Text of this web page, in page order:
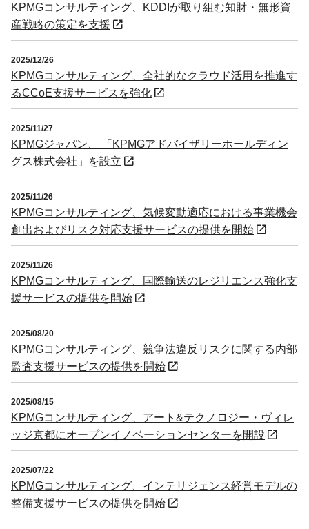
KPMGコンサルティング、KDDIが取り組む知財・無形資
産戦略の策定を支援
2025/12/26
KPMGコンサルティング、全社的なクラウド活用を推進す
るCCoE支援サービスを強化
2025/11/27
KPMGジャパン、 「KPMGアドバイザリーホールディン
グス株式会社」を設立
2025/11/26
KPMGコンサルティング、気候変動適応における事業機会
創出およびリスク対応支援サービスの提供を開始
2025/11/26
KPMGコンサルティング、国際輸送のレジリエンス強化支
援サービスの提供を開始
2025/08/20
KPMGコンサルティング、競争法違反リスクに関する内部
監査支援サービスの提供を開始
2025/08/15
KPMGコンサルティング、アート&テクノロジー・ヴィレ
ッジ京都にオープンイノベーションセンターを開設
2025/07/22
KPMGコンサルティング、インテリジェンス経営モデルの
整備支援サービスの提供を開始